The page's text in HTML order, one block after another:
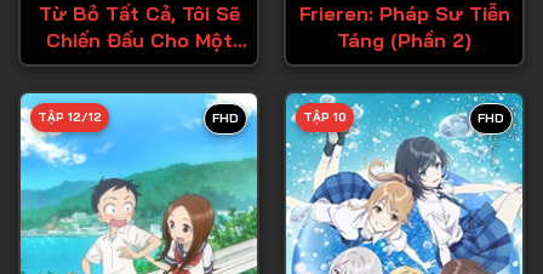
Từ Bỏ Tất Cả, Tôi Sẽ
Chiến Đấu Cho Một
Cuộc Sống Bình
Thường Với Tình Yêu
Của Đời Mình Và Chiếc
Thanh Kiếm Bị Nguyền
Rủa!
Frieren: Pháp Sư Tiễn
Táng (Phần 2)
FHD
TẬP 12/12 FHD
TẬP 10